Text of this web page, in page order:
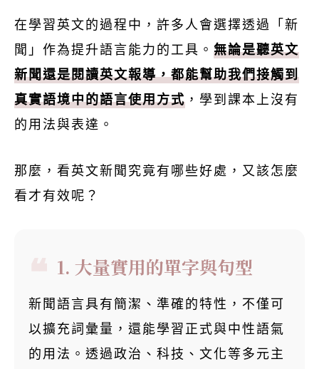
在學習英文的過程中，許多人會選擇透過「新
聞」作為提升語言能力的工具。 無論是聽英文
新聞還是閱讀英文報導，都能幫助我們接觸到
真實語境中的語言使用方式 ，學到課本上沒有
的用法與表達。
那麼，看英文新聞究竟有哪些好處，又該怎麼
看才有效呢？
1. 大量實用的單字與句型
新聞語言具有簡潔、準確的特性，不僅可
以擴充詞彙量，還能學習正式與中性語氣
的用法。透過政治、科技、文化等多元主